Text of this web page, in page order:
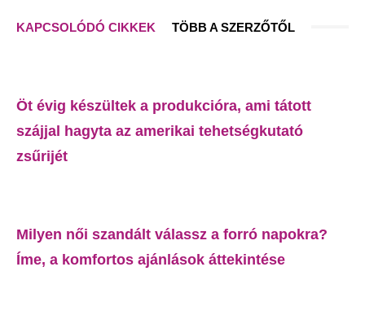
KAPCSOLÓDÓ CIKKEK TÖBB A SZERZŐTŐL
Öt évig készültek a produkcióra, ami tátott
szájjal hagyta az amerikai tehetségkutató
zsűrijét
Milyen női szandált válassz a forró napokra?
Íme, a komfortos ajánlások áttekintése